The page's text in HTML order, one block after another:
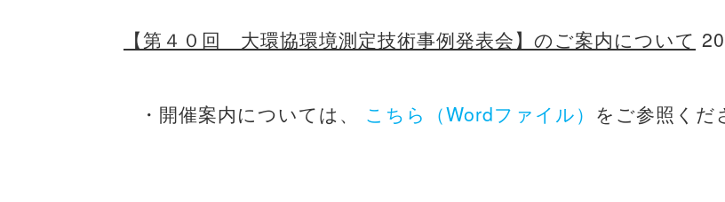
【第４０回 大環協環境測定技術事例発表会】のご案内について
・開催案内については、 こちら（Wordファイル） をご参照くだ